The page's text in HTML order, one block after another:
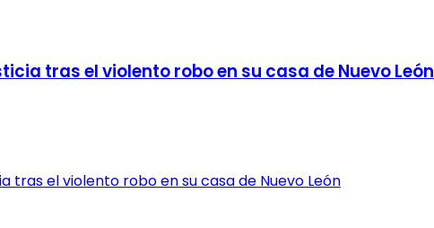
tras el violento robo en su casa de Nuevo León
tras el violento robo en su casa de Nuevo León